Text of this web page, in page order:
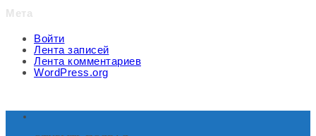
Мета
Войти
Лента записей
Лента комментариев
WordPress.org